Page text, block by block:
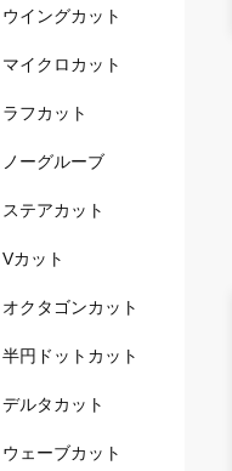
ウイングカット
マイクロカット
ラフカット
ノーグルーブ
ステアカット
Vカット
オクタゴンカット
半円ドットカット
デルタカット
ウェーブカット